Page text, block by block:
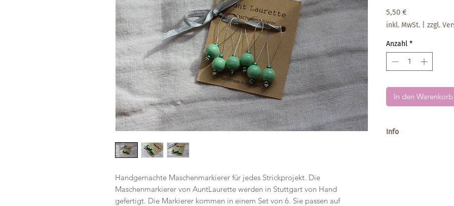
Handgemachte Maschenmarkierer für jedes Strickprojekt. Die
Maschenmarkierer von AuntLaurette werden in Stuttgart von Hand
gefertigt. Die Markierer kommen in einem Set von 6. Sie passen auf
5,50 €
inkl. MwSt. zzgl.
Anzahl *
In den Warenkorb
Info